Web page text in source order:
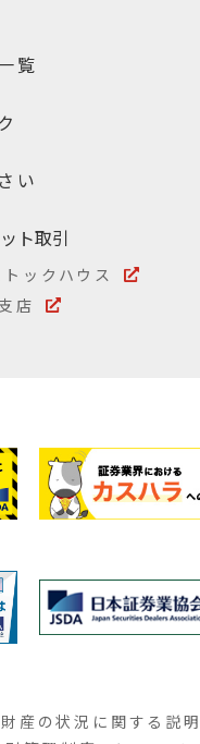
覧
い
ト取引
ックハウス
店
産の状況に関する説